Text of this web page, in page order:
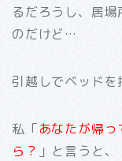
るだろうし、居
のだけど…
引越しでベッド
私「あなたが帰
ら？ 」と言うと、